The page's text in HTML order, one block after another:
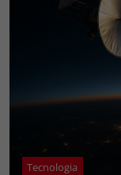
Tecnologia